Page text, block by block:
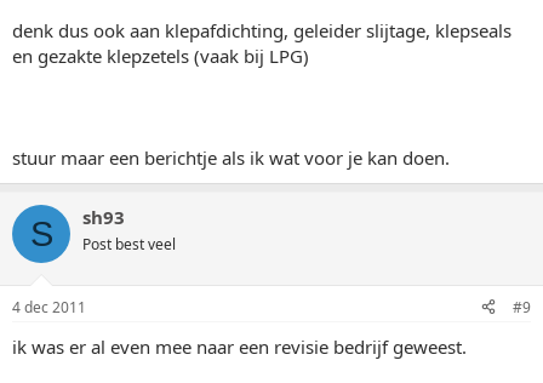
denk dus ook aan klepafdichting, geleider slijtage, klepseals
en gezakte klepzetels (vaak bij LPG)
stuur maar een berichtje als ik wat voor je kan doen.
S sh93
Post best veel
4 dec 2011 #9
ik was er al even mee naar een revisie bedrijf geweest.